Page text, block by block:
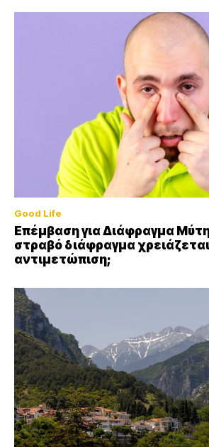
Good Life
Επέμβαση για Διάφραγμα
στραβό διάφραγμα χρειάζεται
αντιμετώπιση;